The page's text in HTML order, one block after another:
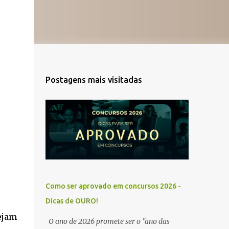
Postagens mais visitadas
Como ser aprovado em concursos 2026 -
Dicas de OURO!
O ano de 2026 promete ser o "ano das